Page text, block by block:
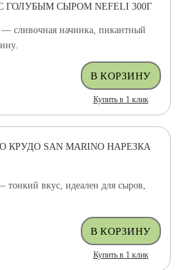
СЫРОМ NEFELI 300Г
сливочная начинка, пикантный
Купить в 1 клик
SAN MARINO НАРЕЗКА
тонкий вкус, идеален для сыров,
Купить в 1 клик